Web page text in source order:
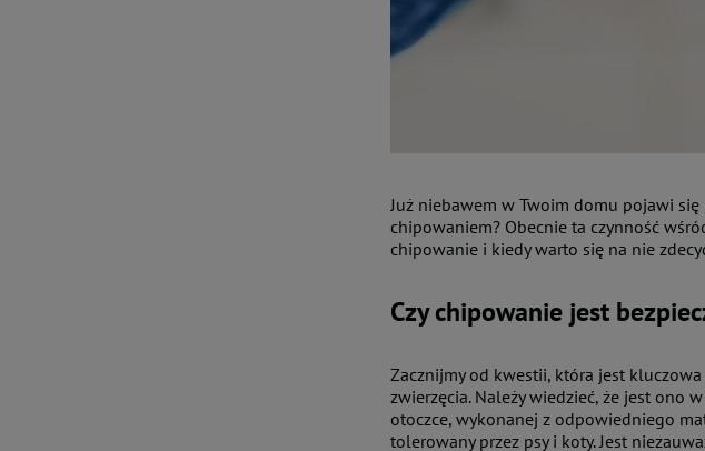
Już niebawem w Twoim domu pojawi
chipowaniem? Obecnie ta czynność
chipowanie i kiedy warto się na nie
Czy chipowanie jest
Zacznijmy od kwestii, która jest
zwierzęcia. Należy wiedzieć, że jest ono
otoczce, wykonanej z odpowiedniego
tolerowany przez psy i koty. Jest